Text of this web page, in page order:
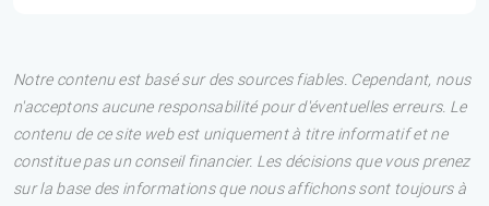
Notre contenu est basé sur des sources fiables. Cependant, nous
n'acceptons aucune responsabilité pour d'éventuelles erreurs. Le
contenu de ce site web est uniquement à titre informatif et ne
constitue pas un conseil financier. Les décisions que vous prenez
sur la base des informations que nous affichons sont toujours à